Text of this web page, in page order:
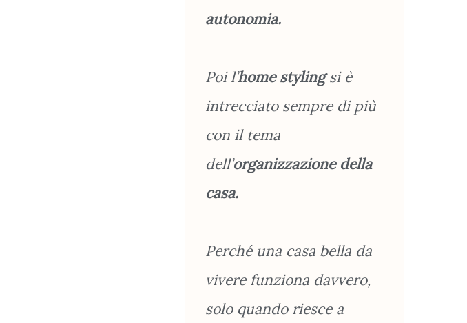
autonomia.
Poi l’home stylingsi è
intrecciato sempre di più
con il tema
dell’organizzazione della
casa.
Perché una casa bella da
vivere funziona davvero,
solo quando riesce a